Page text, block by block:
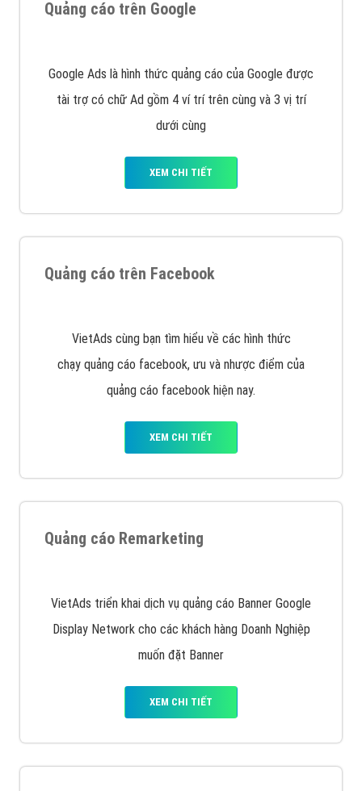
triển Website cho doanh nghiệp mình. Đừng chần
chừ hãy nhấc máy lên và gọi ngay cho chúng tôi theo
support@vietadsgroup.vnđể được tư vấn chuyên
sâu về giải pháp marketing hiệu quả cho doanh nghiệp
Quảng cáo trên Google
tài trợ có chữ Ad gồm 4 ví trí trên cùng và 3 vị trí
dưới cùng